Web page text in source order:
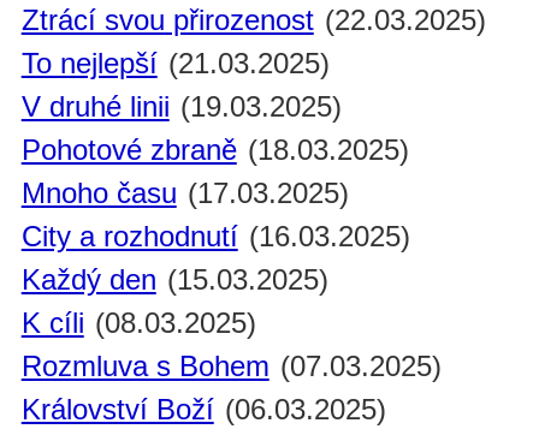
Ztrácí svou přirozenost (22.03.2025)
To nejlepší (21.03.2025)
V druhé linii (19.03.2025)
Pohotové zbraně (18.03.2025)
Mnoho času (17.03.2025)
City a rozhodnutí (16.03.2025)
Každý den (15.03.2025)
K cíli (08.03.2025)
Rozmluva s Bohem (07.03.2025)
Království Boží (06.03.2025)